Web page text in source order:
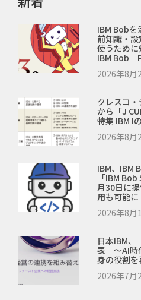
IBM Bobを
前知識・
使うため
IBM Bob
2026年8月
クレスコ
から「J
特集 IBM I
2026年8月
IBM、IBM
「IBM
月30日に
用も可能に
2026年8月
日本IBM、
表 ～AI時
身の役割
2026年7月